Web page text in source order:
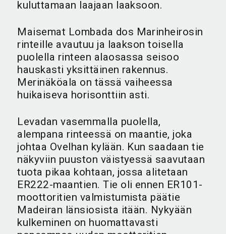
kuluttamaan laajaan laaksoon.
Maisemat Lombada dos Marinheirosin
rinteille avautuu ja laakson toisella
puolella rinteen alaosassa seisoo
hauskasti yksittäinen rakennus.
Merinäköala on tässä vaiheessa
huikaiseva horisonttiin asti.
Levadan vasemmalla puolella,
alempana rinteessä on maantie, joka
johtaa Ovelhan kylään. Kun saadaan tie
näkyviin puuston väistyessä saavutaan
tuota pikaa kohtaan, jossa alitetaan
ER222-maantien. Tie oli ennen ER101-
moottoritien valmistumista päätie
Madeiran länsiosista itään. Nykyään
kulkeminen on huomattavasti